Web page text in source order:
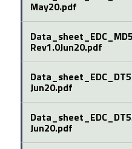
May20.pdf
Rev1.0Jun20.pdf
Jun20.pdf
Jun20.pdf